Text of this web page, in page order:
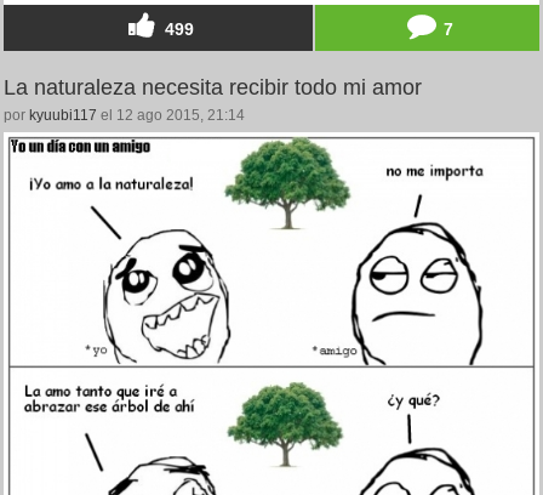
499 7
La naturaleza necesita recibir todo mi amor
por kyuubi117 el 12 ago 2015, 21:14